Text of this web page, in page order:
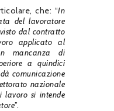
che: “In
del lavoratore
dal contratto
applicato al
mancanza di
a quindici
comunicazione
nazionale
si intende
”.